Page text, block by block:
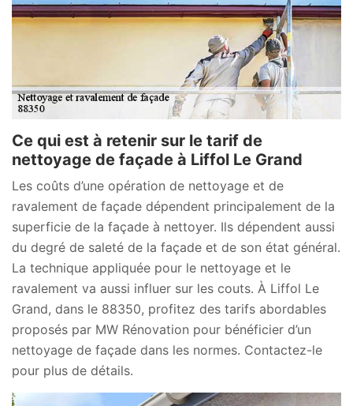
Ce qui est à retenir sur le tarif de
nettoyage de façade à Liffol Le Grand
Les coûts d’une opération de nettoyage et de
ravalement de façade dépendent principalement de la
superficie de la façade à nettoyer. Ils dépendent aussi
du degré de saleté de la façade et de son état général.
La technique appliquée pour le nettoyage et le
ravalement va aussi influer sur les couts. À Liffol Le
Grand, dans le 88350, profitez des tarifs abordables
proposés par MW Rénovation pour bénéficier d’un
nettoyage de façade dans les normes. Contactez-le
pour plus de détails.